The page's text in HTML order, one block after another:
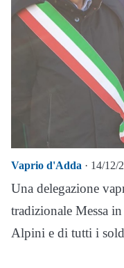
Vaprio d'Adda · 14/12/
Una delegazione
tradizionale Messa
Alpini e di tutti i